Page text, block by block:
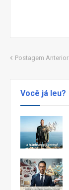
Postagem Anterior
Você já leu?